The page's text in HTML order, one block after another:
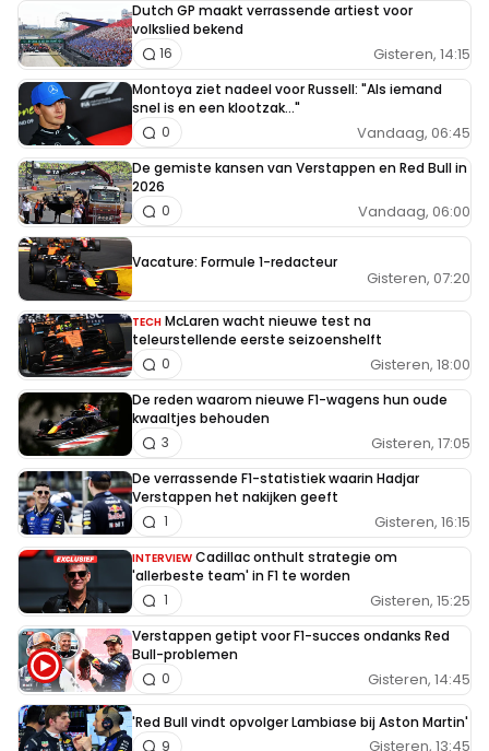
Dutch GP maakt verrassende artiest voor
volkslied bekend
Gisteren, 14:15
16
Montoya ziet nadeel voor Russell: "Als iemand
snel is en een klootzak..."
Vandaag, 06:45
0
De gemiste kansen van Verstappen en Red Bull in
2026
Vandaag, 06:00
0
Vacature: Formule 1-redacteur
Gisteren, 07:20
TECH McLaren wacht nieuwe test na
teleurstellende eerste seizoenshelft
Gisteren, 18:00
0
De reden waarom nieuwe F1-wagens hun oude
kwaaltjes behouden
Gisteren, 17:05
3
De verrassende F1-statistiek waarin Hadjar
Verstappen het nakijken geeft
Gisteren, 16:15
1
INTERVIEW Cadillac onthult strategie om
'allerbeste team' in F1 te worden
Gisteren, 15:25
1
Verstappen getipt voor F1-succes ondanks Red
Bull-problemen
Gisteren, 14:45
0
'Red Bull vindt opvolger Lambiase bij Aston Martin'
Gisteren, 13:45
9